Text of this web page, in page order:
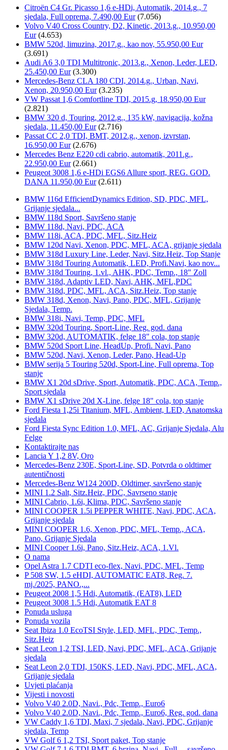
Citroën C4 Gr. Picasso 1,6 e-HDi, Automatik, 2014.g., 7
sjedala, Full oprema, 7.490,00 Eur (7.056)
Volvo V40 Cross Country, D2, Kinetic, 2013.g., 10.950,00
Eur (4.653)
BMW 520d, limuzina, 2017.g., kao nov, 55.950,00 Eur
(3.691)
Audi A6 3,0 TDI Multitronic, 2013.g., Xenon, Leder, LED,
25.450,00 Eur (3.300)
Mercedes-Benz CLA 180 CDI, 2014.g., Urban, Navi,
Xenon, 20.950,00 Eur (3.235)
VW Passat 1,6 Comfortline TDI, 2015.g, 18.950,00 Eur
(2.821)
BMW 320 d, Touring, 2012.g., 135 kW, navigacija, kožna
sjedala, 11.450,00 Eur (2.716)
Passat CC 2,0 TDI, BMT, 2012.g., xenon, izvrstan,
16.950,00 Eur (2.676)
Mercedes Benz E220 cdi cabrio, automatik, 2011.g.,
22.950,00 Eur (2.661)
Peugeot 3008 1,6 e-HDi EGS6 Allure sport, REG. GOD.
DANA 11.950,00 Eur (2.611)
BMW 116d EfficientDynamics Edition, SD, PDC, MFL,
Grijanje sjedala...
BMW 118d Sport, Savršeno stanje
BMW 118d, Navi, PDC, ACA
BMW 118i, ACA, PDC, MFL, Sitz.Heiz
BMW 120d Navi, Xenon, PDC, MFL, ACA, grijanje sjedala
BMW 318d Luxury Line, Leder, Navi, Sitz.Heiz, Top Stanje
BMW 318d Touring Automatik, LED, Profi.Navi, kao nov...
BMW 318d Touring, 1.vl., AHK, PDC, Temp., 18" Zoll
BMW 318d, Adaptiv LED, Navi, AHK, MFL,PDC
BMW 318d, PDC, MFL, ACA, Sitz.Heiz, Top stanje
BMW 318d, Xenon, Navi, Pano, PDC, MFL, Grijanje
Sjedala, Temp.
BMW 318i, Navi, Temp, PDC, MFL
BMW 320d Touring, Sport-Line, Reg. god. dana
BMW 320d, AUTOMATIK, felge 18" cola, top stanje
BMW 520d Sport Line, HeadUp, Profi. Navi, Pano
BMW 520d, Navi, Xenon, Leder, Pano, Head-Up
BMW serija 5 Touring 520d, Sport-Line, Full oprema, Top
stanje
BMW X1 20d sDrive, Sport, Automatik, PDC, ACA, Temp.,
Sport sjedala
BMW X1 sDrive 20d X-Line, felge 18" cola, top stanje
Ford Fiesta 1,25i Titanium, MFL, Ambient, LED, Anatomska
sjedala
Ford Fiesta Sync Edition 1.0, MFL, AC, Grijanje Sjedala, Alu
Felge
Kontaktirajte nas
Lancia Y 1,2 8V, Oro
Mercedes-Benz 230E, Sport-Line, SD, Potvrda o oldtimer
autentičnosti
Mercedes-Benz W124 200D, Oldtimer, savršeno stanje
MINI 1.2 Salt, Sitz.Heiz, PDC, Savrseno stanje
MINI Cabrio, 1.6i, Klima, PDC, Savršeno stanje
MINI COOPER 1.5i PEPPER WHITE, Navi, PDC, ACA,
Grijanje sjedala
MINI COOPER 1.6, Xenon, PDC, MFL, Temp., ACA,
Pano, Grijanje Sjedala
MINI Cooper 1.6i, Pano, Sitz.Heiz, ACA, 1.Vl.
O nama
Opel Astra 1.7 CDTI eco-flex, Navi, PDC, MFL, Temp
P 508 SW, 1.5 eHDI, AUTOMATIC EAT8, Reg. 7.
mj./2025, PANO.,...
Peugeot 2008 1,5 Hdi, Automatik, (EAT8), LED
Peugeot 3008 1.5 Hdi, Automatik EAT 8
Ponuda usluga
Ponuda vozila
Seat Ibiza 1.0 EcoTSI Style, LED, MFL, PDC, Temp.,
Sitz.Heiz
Seat Leon 1,2 TSI, LED, Navi, PDC, MFL, ACA, Grijanje
sjedala
Seat Leon 2,0 TDI, 150KS, LED, Navi, PDC, MFL, ACA,
Grijanje sjedala
Uvjeti plaćanja
Vijesti i novosti
Volvo V40 2.0D, Navi., Pdc, Temp., Euro6
Volvo V40 2.0D, Navi., Pdc, Temp., Euro6, Reg. god. dana
VW Caddy 1,6 TDI, Maxi, 7 sjedala, Navi, PDC, Grijanje
sjedala, Temp
VW Golf 6 1,2 TSI, Sport paket, Top stanje